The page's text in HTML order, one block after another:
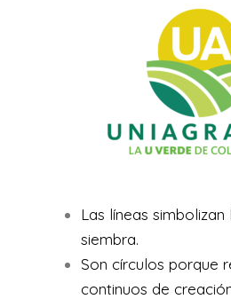
Las líneas
siembra.
Son círculos porque
continuos de